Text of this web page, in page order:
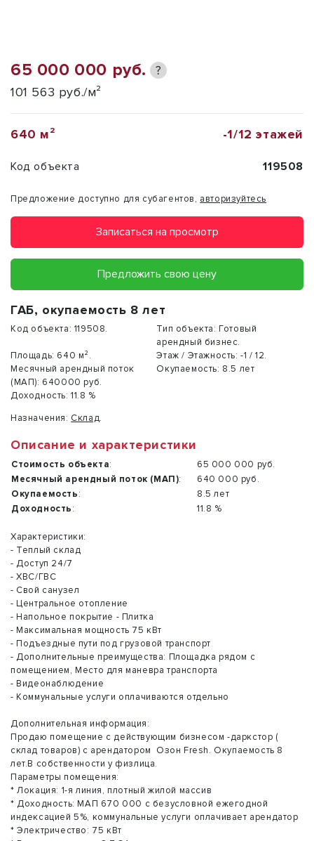
65 000 000 руб. ?
101 563 руб./м²
640 м² -1/12 этажей
Код объекта 119508
Предложение доступно для субагентов, авторизуйтесь
Записаться на просмотр
Предложить свою цену
ГАБ, окупаемость 8 лет
Код объекта: 119508. Тип объекта: Готовый
арендный бизнес.
Площадь: 640 м². Этаж / Этажность: -1 / 12.
Месячный арендный поток
(МАП): 640000 руб.
Окупаемость: 8.5 лет
Доходность: 11.8 %
Назначения: Склад.
Описание и характеристики
Стоимость объекта:
65 000 000 руб.
Месячный арендный поток (МАП):
640 000 руб.
Окупаемость:
8.5 лет
Доходность: 11.8 %
Характеристики:
- Теплый склад
- Доступ 24/7
- ХВС/ГВС
- Свой санузел
- Центральное отопление
- Напольное покрытие - Плитка
- Максимальная мощность 75 кВт
- Подъездные пути под грузовой транспорт
- Дополнительные преимущества: Площадка рядом с
помещением, Место для маневра транспорта
- Видеонаблюдение
- Коммунальные услуги оплачиваются отдельно
Дополнительная информация:
Продаю помещение с действующим бизнесом -даркстор (
склад товаров) с арендатором Озон Fresh. Окупаемость 8
лет.В собственности у физлица.
Параметры помещения:
* Локация: 1-я линия, плотный жилой массив
* Доходность: МАП 670 000 с безусловной ежегодной
индексацией 5%, коммунальные услуги оплачивает арендатор
* Электричество: 75 кВт